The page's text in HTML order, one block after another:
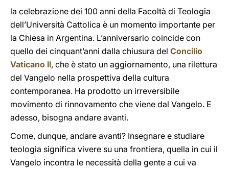
la celebrazione dei 100 anni della Facoltà di Teologia
dell’Università Cattolica è un momento importante per
la Chiesa in Argentina. L’anniversario coincide con
quello dei cinquant’anni dalla chiusura del Concilio
Vaticano II, che è stato un aggiornamento, una rilettura
del Vangelo nella prospettiva della cultura
contemporanea. Ha prodotto un irreversibile
movimento di rinnovamento che viene dal Vangelo. E
adesso, bisogna andare avanti.
Come, dunque, andare avanti? Insegnare e studiare
teologia significa vivere su una frontiera, quella in cui il
Vangelo incontra le necessità della gente a cui va